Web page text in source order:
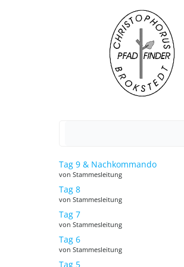
Tag 9 & Nachkommando
von Stammesleitung
Tag 8
von Stammesleitung
Tag 7
von Stammesleitung
Tag 6
von Stammesleitung
Tag 5